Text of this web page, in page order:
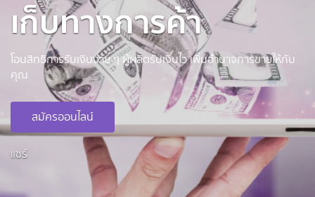
เก็บทางการค้า
โอนสิทธิการรับเงินง่าย ๆ ผู้ผลิตรับเงินไว เพิ่มอำนาจการขายให้กับ
คุณ
สมัครออนไลน์
แชร์